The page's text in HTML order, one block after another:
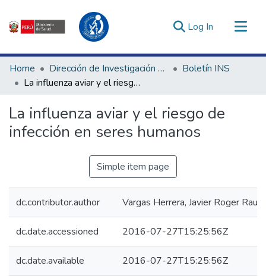
Log In (current)
Communities & Collections
All of DSpace
Estadísticas Externas
Enlaces de interés ▾
Home Dirección de Investigación e Innovación en Salud
Boletín INS
La influenza aviar y el riesgo de infección en seres humanos
La influenza aviar y el riesgo de
infección en seres humanos
Simple item page
dc.contributor.author Vargas Herrera, Javier Roger Raul
dc.date.accessioned 2016-07-27T15:25:56Z
dc.date.available 2016-07-27T15:25:56Z